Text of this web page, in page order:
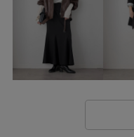
outer_pickup Tシャツ
vis_gramicci24ss
vis_prince24ss